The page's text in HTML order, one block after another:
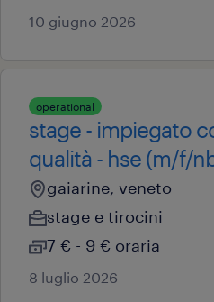
10 giugno 2026
operational
stage - impiegato
qualità - hse (m/f/
gaiarine, veneto
stage e tirocini
7 € - 9 € oraria
8 luglio 2026